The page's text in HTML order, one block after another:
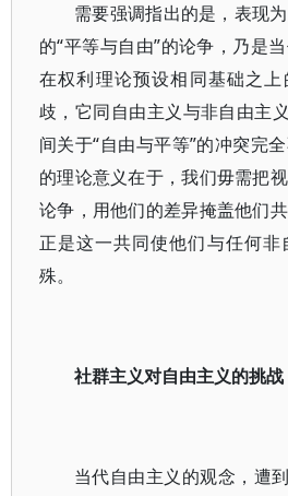
需要强调指出的是，表现
的“平等与自由”的论争，乃是
在权利理论预设相同基础之上
歧，它同自由主义与非自由主
间关于“自由与平等”的冲突完
的理论意义在于，我们毋需把
论争，用他们的差异掩盖他们
正是这一共同使他们与任何
殊。
社群主义对自由主义的挑战
当代自由主义的观念，遭